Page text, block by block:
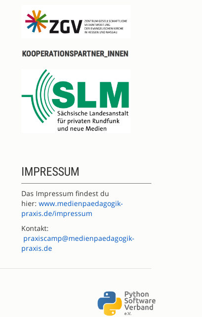
IMPRESSUM
Das Impressum findest du
hier: www.medienpaedagogik-
praxis.de/impressum
Kontakt:
praxiscamp@medienpaedagogik-
praxis.de